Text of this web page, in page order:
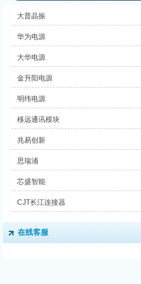
大普晶振
华为电源
大华电源
金升阳电源
明纬电源
移远通讯模块
兆易创新
思瑞浦
芯盛智能
CJT长江连接器
在线客服